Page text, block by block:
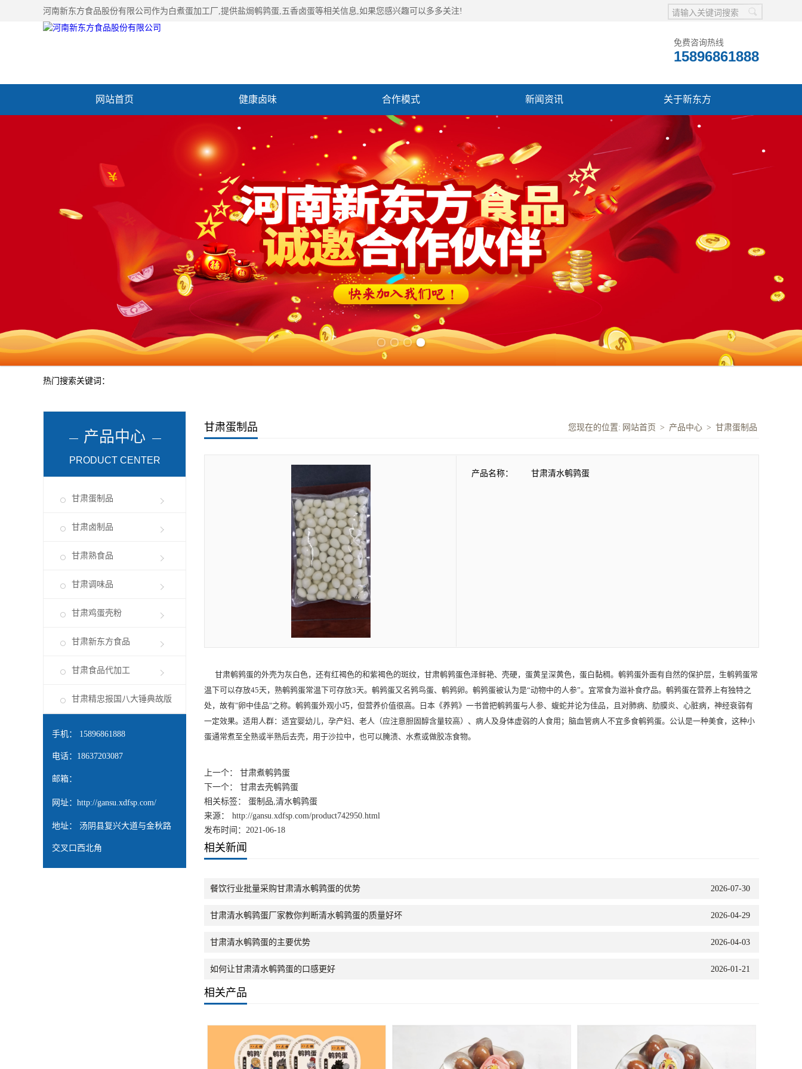
河南新东方食品股份有限公司作为 白煮蛋加工厂 ,提供盐焗鹌鹑蛋,五香卤蛋等相关信息,如果您感兴趣可以多多关注!
免费咨询热线
15896861888
网站首页 健康卤味 合作模式 新闻资讯 关于新东方
联系我们
热门搜索关键词：
产品中心
PRODUCT CENTER
甘肃蛋制品
甘肃卤制品
甘肃熟食品
甘肃调味品
甘肃鸡蛋壳粉
甘肃新东方食品
甘肃食品代加工
甘肃精忠报国八大锤典故版
手机： 15896861888
电话：18637203087
邮箱：
网址： http://gansu.xdfsp.com/
地址： 汤阴县复兴大道与金秋路
交叉口西北角
甘肃蛋制品 您现在的位置: 网站首页 > 产品中心 > 甘肃蛋制品
产品名称： 甘肃清水鹌鹑蛋
甘肃鹌鹑蛋的外壳为灰白色，还有红褐色的和紫褐色的斑纹， 甘肃鹌鹑蛋色泽鲜艳、壳硬，蛋黄呈深黄色，蛋白黏稠。鹌鹑蛋外面有自然的保护层，生鹌鹑蛋常
温下可以存放45天，熟鹌鹑蛋常温下可存放3天。鹌鹑蛋又名鹑鸟蛋、鹌鹑卵。鹌鹑蛋被认为是“动物中的人参”。宜常食为滋补食疗品。鹌鹑蛋在营养上有独特之
处，故有"卵中佳品"之称。鹌鹑蛋外观小巧，但营养价值很高。日本《养鹑》一书曾把鹌鹑蛋与人参、蝮蛇并论为佳品，且对肺病、肋膜炎、心脏病，神经衰弱有
一定效果。适用人群：适宜婴幼儿，孕产妇、老人（应注意胆固醇含量较高）、病人及身体虚弱的人食用；脑血管病人不宜多食鹌鹑蛋。公认是一种美食，这种小
蛋通常煮至全熟或半熟后去壳，用于沙拉中，也可以腌渍、水煮或做胶冻食物。
上一个：
甘肃煮鹌鹑蛋
下一个：
甘肃去壳鹌鹑蛋
相关标签： 蛋制品,清水鹌鹑蛋
来源：
http://gansu.xdfsp.com/product742950.html
发布时间：2021-06-18
相关新闻
2026-07-30
餐饮行业批量采购甘肃清水鹌鹑蛋的优势
2026-04-29
甘肃清水鹌鹑蛋厂家教你判断清水鹌鹑蛋的质量好坏
2026-04-03
甘肃清水鹌鹑蛋的主要优势
2026-01-21
如何让甘肃清水鹌鹑蛋的口感更好
相关产品